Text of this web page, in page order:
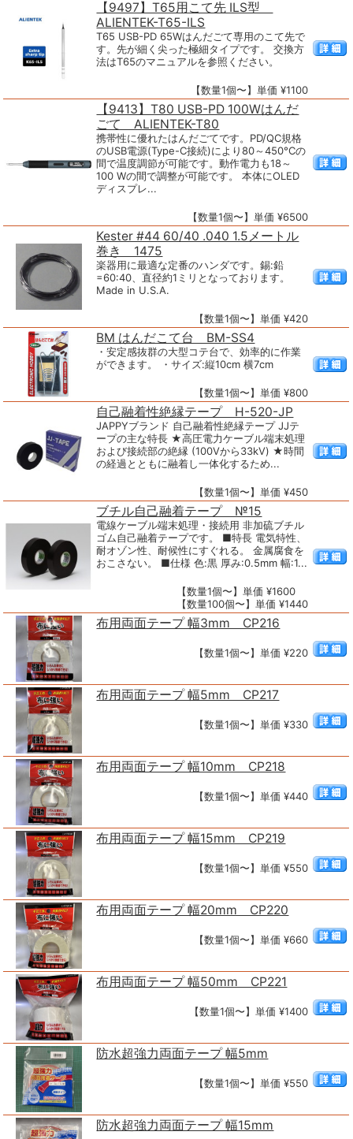
【9497】T65用こて先 ILS型
ALIENTEK-T65-ILS
T65 USB-PD 65Wはんだごて専用のこて先で
す。先が細く尖った極細タイプです。 交換方
法はT65のマニュアルを参照ください。
【数量1個〜】単価 ¥1100
【9413】T80 USB-PD 100Wはんだ
ごて ALIENTEK-T80
携帯性に優れたはんだごてです。PD/QC規格
のUSB電源(Type-C接続)により80～450°Cの
間で温度調節が可能です。動作電力も18～
100 Wの間で調整が可能です。 本体にOLED
ディスプレ...
【数量1個〜】単価 ¥6500
Kester #44 60/40 .040 1.5メートル
巻き 1475
楽器用に最適な定番のハンダです。錫:鉛
=60:40、直径約1ミリとなっております。
Made in U.S.A.
【数量1個〜】単価 ¥420
BM はんだこて台 BM-SS4
・安定感抜群の大型コテ台で、効率的に作業
ができます。 ・サイズ:縦10cm 横7cm
【数量1個〜】単価 ¥800
自己融着性絶縁テープ H-520-JP
JAPPYブランド 自己融着性絶縁テープ JJテ
ープの主な特長 ★高圧電力ケーブル端末処理
および接続部の絶縁 (100Vから33kV) ★時間
の経過とともに融着し一体化するため...
【数量1個〜】単価 ¥450
ブチル自己融着テープ №15
電線ケーブル端末処理・接続用 非加硫ブチル
ゴム自己融着テープです。 ■特長 電気特性、
耐オゾン性、耐候性にすぐれる。 金属腐食を
おこさない。 ■仕様 色:黒 厚み:0.5mm 幅:1...
【数量1個〜】単価 ¥1600
【数量100個〜】単価 ¥1440
布用両面テープ 幅3mm CP216
【数量1個〜】単価 ¥220
布用両面テープ 幅5mm CP217
【数量1個〜】単価 ¥330
布用両面テープ 幅10mm CP218
【数量1個〜】単価 ¥440
布用両面テープ 幅15mm CP219
【数量1個〜】単価 ¥550
布用両面テープ 幅20mm CP220
【数量1個〜】単価 ¥660
布用両面テープ 幅50mm CP221
【数量1個〜】単価 ¥1400
防水超強力両面テープ 幅5mm
【数量1個〜】単価 ¥550
防水超強力両面テープ 幅15mm